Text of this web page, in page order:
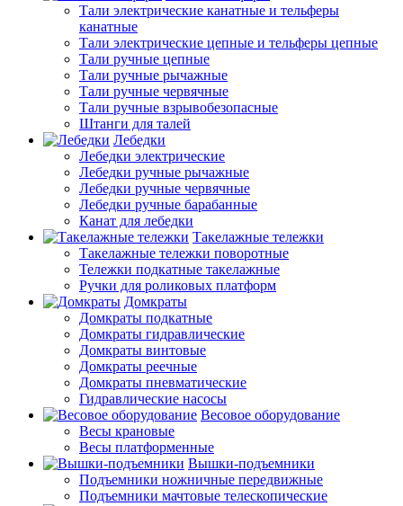
Тали электрические канатные и тельферы
канатные
Тали электрические цепные и тельферы цепные
Тали ручные цепные
Тали ручные рычажные
Тали ручные червячные
Тали ручные взрывобезопасные
Штанги для талей
Лебедки
Лебедки электрические
Лебедки ручные рычажные
Лебедки ручные червячные
Лебедки ручные барабанные
Канат для лебедки
Такелажные тележки
Такелажные тележки поворотные
Тележки подкатные такелажные
Ручки для роликовых платформ
Домкраты
Домкраты подкатные
Домкраты гидравлические
Домкраты винтовые
Домкраты реечные
Домкраты пневматические
Гидравлические насосы
Весовое оборудование
Весы крановые
Весы платформенные
Вышки-подъемники
Подъемники ножничные передвижные
Подъемники мачтовые телескопические